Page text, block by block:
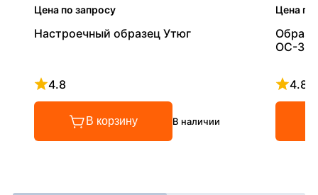
Цена по запросу
Настроечный образец Утюг
4.8
Рейтинг 4.8 из 5
В корзину В наличии
Цена по
ОС-3,
4.8